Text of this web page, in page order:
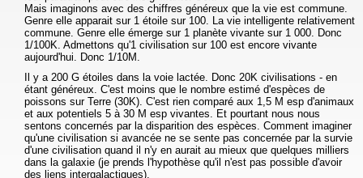
Mais imaginons avec des chiffres généreux que la vie est commune.
Genre elle apparait sur 1 étoile sur 100. La vie intelligente relativement
commune. Genre elle émerge sur 1 planète vivante sur 1 000. Donc
1/100K. Admettons qu'1 civilisation sur 100 est encore vivante
aujourd'hui. Donc 1/10M.
Il y a 200 G étoiles dans la voie lactée. Donc 20K civilisations - en
étant généreux. C'est moins que le nombre estimé d'espèces de
poissons sur Terre (30K). C'est rien comparé aux 1,5 M esp d'animaux
et aux potentiels 5 à 30 M esp vivantes. Et pourtant nous nous
sentons concernés par la disparition des espèces. Comment imaginer
qu'une civilisation si avancée ne se sente pas concernée par la survie
d'une civilisation quand il n'y en aurait au mieux que quelques milliers
dans la galaxie (je prends l'hypothèse qu'il n'est pas possible d'avoir
des liens intergalactiques).